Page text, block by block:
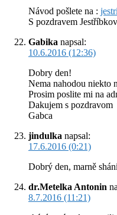
Návod pošlete na :
S pozdravem
Gabika napsal:
10.6.2016 (12:36)
Dobry den!
Nema nahodou niekto
Prosim poslite mi na
Dakujem s pozdravom
Gabca
jindulka napsal:
17.6.2016 (0:21)
Dobrý den, marně
dr.Metelka Antonin
8.7.2016 (11:21)